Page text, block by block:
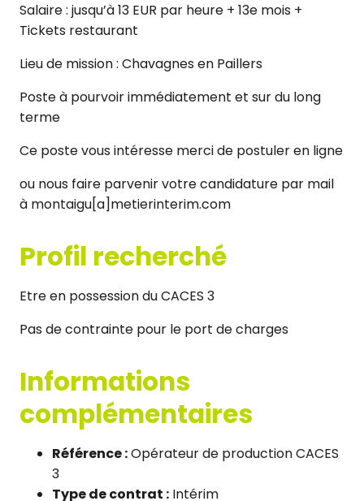
Salaire : jusqu’à 13 EUR par heure + 13e mois +
Tickets restaurant
Lieu de mission : Chavagnes en Paillers
Poste à pourvoir immédiatement et sur du long
terme
Ce poste vous intéresse merci de postuler en ligne
ou nous faire parvenir votre candidature par mail
à montaigu[a]metierinterim.com
Profil recherché
Etre en possession du CACES 3
Pas de contrainte pour le port de charges
Informations
complémentaires
Référence :Opérateur de production CACES
3
Type de contrat : Intérim